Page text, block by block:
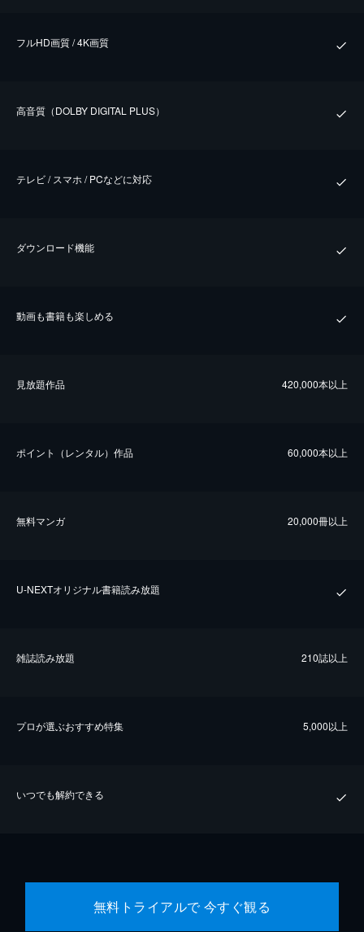
フルHD画質 / 4K画質
⾼⾳質（DOLBY DIGITAL PLUS）
テレビ / スマホ / PCなどに対応
ダウンロード機能
動画も書籍も楽しめる
⾒放題作品 420,000本以上
ポイント（レンタル）作品 60,000本以上
無料マンガ 20,000冊以上
U-NEXTオリジナル書籍読み放題
雑誌読み放題 210誌以上
プロが選ぶおすすめ特集 5,000以上
いつでも解約できる
無料トライアルで 今すぐ観る